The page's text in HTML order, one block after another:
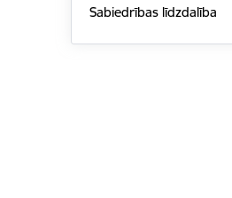
Sabiedrības līdzdalība